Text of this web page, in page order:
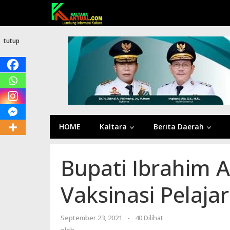
konten
HOME Kaltara Berita Daerah
tutup
Bupati Ibrahim
Vaksinasi
September 23, 2021 oleh
-
40 Dilihat